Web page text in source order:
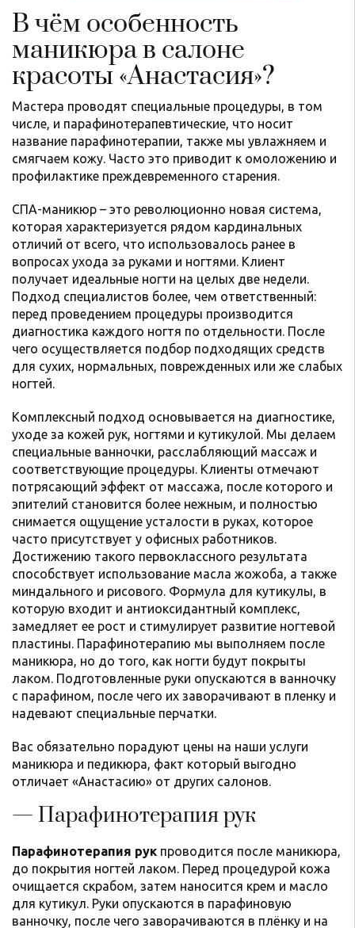
В чём особенность
маникюра в салоне
красоты «Анастасия»?
Мастера проводят специальные процедуры, в том
числе, и парафинотерапевтические, что носит
название парафинотерапии, также мы увлажняем и
смягчаем кожу. Часто это приводит к омоложению и
профилактике преждевременного старения.
СПА-маникюр – это революционно новая система,
которая характеризуется рядом кардинальных
отличий от всего, что использовалось ранее в
вопросах ухода за руками и ногтями. Клиент
получает идеальные ногти на целых две недели.
Подход специалистов более, чем ответственный:
перед проведением процедуры производится
диагностика каждого ногтя по отдельности. После
чего осуществляется подбор подходящих средств
для сухих, нормальных, поврежденных или же слабых
ногтей.
Комплексный подход основывается на диагностике,
уходе за кожей рук, ногтями и кутикулой. Мы делаем
специальные ванночки, расслабляющий массаж и
соответствующие процедуры. Клиенты отмечают
потрясающий эффект от массажа, после которого и
эпителий становится более нежным, и полностью
снимается ощущение усталости в руках, которое
часто присутствует у офисных работников.
Достижению такого первоклассного результата
способствует использование масла жожоба, а также
миндального и рисового. Формула для кутикулы, в
которую входит и антиоксидантный комплекс,
замедляет ее рост и стимулирует развитие ногтевой
пластины. Парафинотерапию мы выполняем после
маникюра, но до того, как ногти будут покрыты
лаком. Подготовленные руки опускаются в ванночку
с парафином, после чего их заворачивают в пленку и
надевают специальные перчатки.
Вас обязательно порадуют цены на наши услуги
маникюра и педикюра, факт который выгодно
отличает «Анастасию» от других салонов.
— Парафинотерапия рук
Парафинотерапия рук проводится после маникюра,
до покрытия ногтей лаком. Перед процедурой кожа
очищается скрабом, затем наносится крем и масло
для кутикул. Руки опускаются в парафиновую
ванночку, после чего заворачиваются в плёнку и на